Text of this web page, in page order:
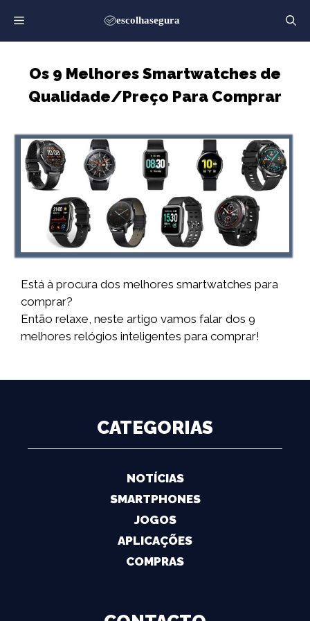
para
o
Os 9 Melhores Smartwatches de
Qualidade/Preço Para Comprar
Está à procura dos melhores smartwatches para
comprar?
Então relaxe, neste artigo vamos falar dos 9
melhores relógios inteligentes para comprar!
CATEGORIAS
NOTÍCIAS
SMARTPHONES
JOGOS
APLICAÇÕES
COMPRAS